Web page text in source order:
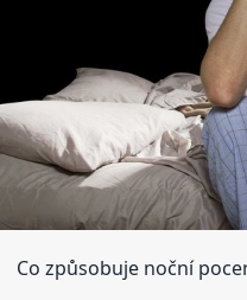
Co způsobuje noční